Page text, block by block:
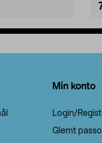
Min konto
Login/
Glemt